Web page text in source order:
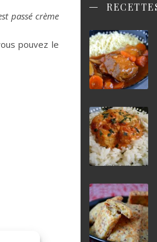
passé crème
pouvez le